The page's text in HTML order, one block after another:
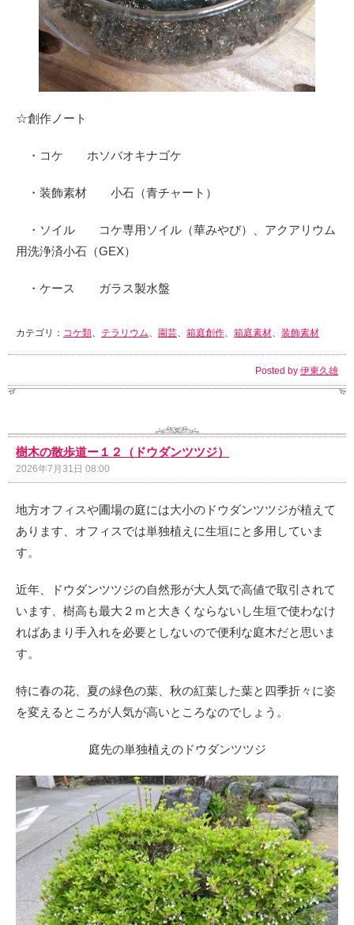
☆創作ノート
・コケ ホソバオキナゴケ
・装飾素材 小石（青チャート）
・ソイル
コケ専用ソイル（華みやび）、アクアリウム
用洗浄済小石（GEX）
・ケース ガラス製水盤
カテゴリ： コケ類、 テラリウム、 園芸、 箱庭創作、 箱庭素材、 装飾素材
Posted by 伊東久雄
樹木の散歩道ー１２（ドウダンツツジ）
2026年7月31日 08:00
地方オフィスや圃場の庭には大小のドウダンツツジが植えて
あります、オフィスでは単独植えに生垣にと多用していま
す。
近年、ドウダンツツジの自然形が大人気で高値で取引されて
います、樹高も最大２ｍと大きくならないし生垣で使わなけ
ればあまり手入れを必要としないので便利な庭木だと思いま
す。
特に春の花、夏の緑色の葉、秋の紅葉した葉と四季折々に姿
を変えるところが人気が高いところなのでしょう。
庭先の単独植えのドウダンツツジ